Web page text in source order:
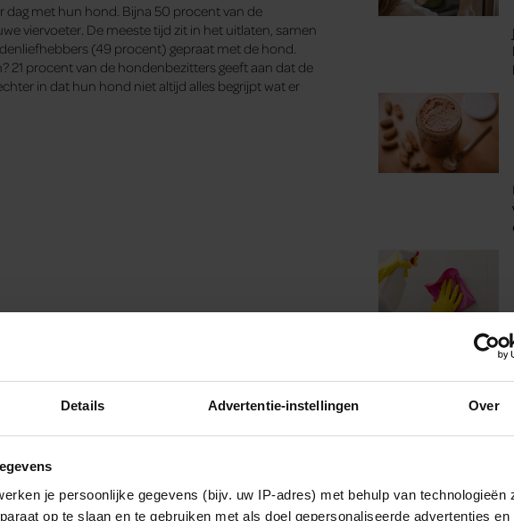
Details Advertentie-instellingen Over
je persoonlijke gegevens (bijv. uw IP-adres) met behulp van technologieën
op te slaan en te gebruiken met als doel gepersonaliseerde advertenties en
dag met hun hond. Bijna 50 procent van de
viervoeter. De meeste tijd zit in het uitlaten, samen
(49 procent) gepraat met de hond.
21 procent van de hondenbezitters geeft aan dat de
in dat hun hond niet altijd alles begrijpt wat er